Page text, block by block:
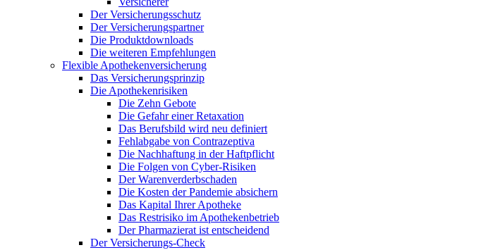
Der Versicherungsschutz
Der Versicherungspartner
Die Produktdownloads
Die weiteren Empfehlungen
Flexible Apothekenversicherung
Das Versicherungsprinzip
Die Apothekenrisiken
Die Zehn Gebote
Die Gefahr einer Retaxation
Das Berufsbild wird neu definiert
Fehlabgabe von Contrazeptiva
Die Nachhaftung in der Haftpflicht
Die Folgen von Cyber-Risiken
Der Warenverderbschaden
Die Kosten der Pandemie absichern
Das Kapital Ihrer Apotheke
Das Restrisiko im Apothekenbetrieb
Der Pharmazierat ist entscheidend
Der Versicherungs-Check